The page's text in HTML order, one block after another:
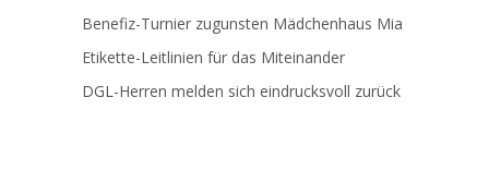
Benefiz-Turnier zugunsten Mädchenhaus Mia
Etikette-Leitlinien für das Miteinander
DGL-Herren melden sich eindrucksvoll zurück